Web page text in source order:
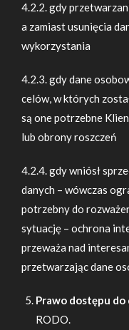
4.2.2. gdy
a zamiast usunięcia
wykorzystania
4.2.3. gdy dane
celów, w których
są one potrzebne
lub obrony roszczeń
4.2.4. gdy wniósł
danych – wówczas
potrzebny do
sytuację – ochrona
przeważa nad
przetwarzając dane
Prawo dostępu do
RODO.